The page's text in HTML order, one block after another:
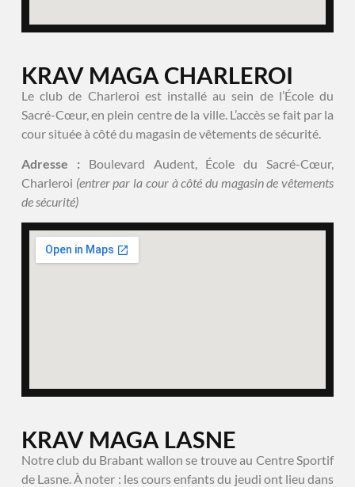
KRAV MAGA CHARLEROI
Le club de Charleroi est installé au sein de l’École du
Sacré-Cœur, en plein centre de la ville. L’accès se fait par la
cour située à côté du magasin de vêtements de sécurité.
Adresse : Boulevard Audent, École du Sacré-Cœur,
Charleroi (entrer par la cour à côté du magasin de vêtements
de sécurité)
KRAV MAGA LASNE
Notre club du Brabant wallon se trouve au Centre Sportif
de Lasne. À noter : les cours enfants du jeudi ont lieu dans